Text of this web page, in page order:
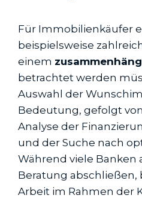
Für Immobilienkäufer
beispielsweise
einem
betrachtet werden
Auswahl der
Bedeutung, gefolgt
Analyse der
und der Suche nach
Während viele Banken
Beratung abschließen,
Arbeit im Rahmen der